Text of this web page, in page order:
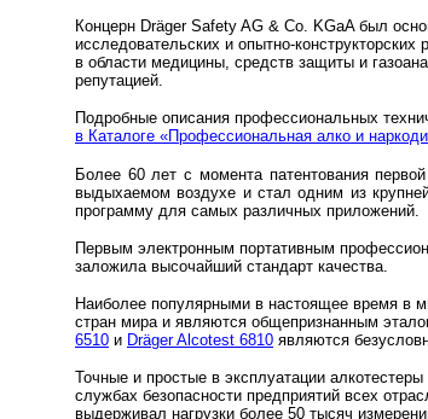
Концерн Dräger Safety AG & Co. KGaA был
исследовательских и опытно-
в области медицины, средств защиты и
репутацией.
Подробные описания профессиональных
в Каталоге «Профессиональная алко и
Более 60 лет с момента патентования
выдыхаемом воздухе и стал одним из
программу для самых различных приложений.
Первым электронным портативным
заложила высочайший стандарт качества.
Наиболее популярными в настоящее время в
стран мира и являются общепризнанным
6510 и Dräger Alcotest 6810 являются
Точные и простые в эксплуатации
службах безопасности предприятий всех
выдерживал нагрузки более 50 тысяч